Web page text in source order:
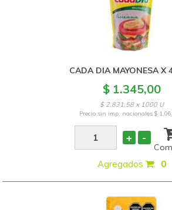
CADA DIA MAYONESA X
$ 1.345,00
$ 2.831,58 x 1000 U
Precio sin imp. nacionales$
+ -
Agregados : 0